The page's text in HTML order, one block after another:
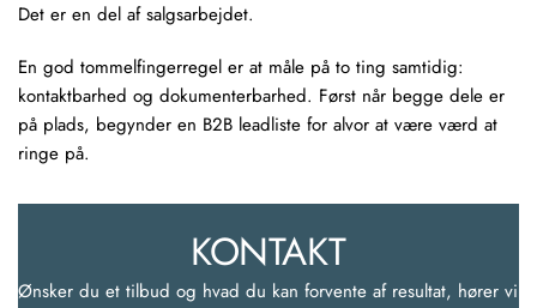
Det er en del af salgsarbejdet.
En god tommelfingerregel er at måle på to ting samtidig:
kontaktbarhed og dokumenterbarhed. Først når begge dele er
på plads, begynder en B2B leadliste for alvor at være værd at
ringe på.
KONTAKT
Ønsker du et tilbud og hvad du kan forvente af resultat, hører vi